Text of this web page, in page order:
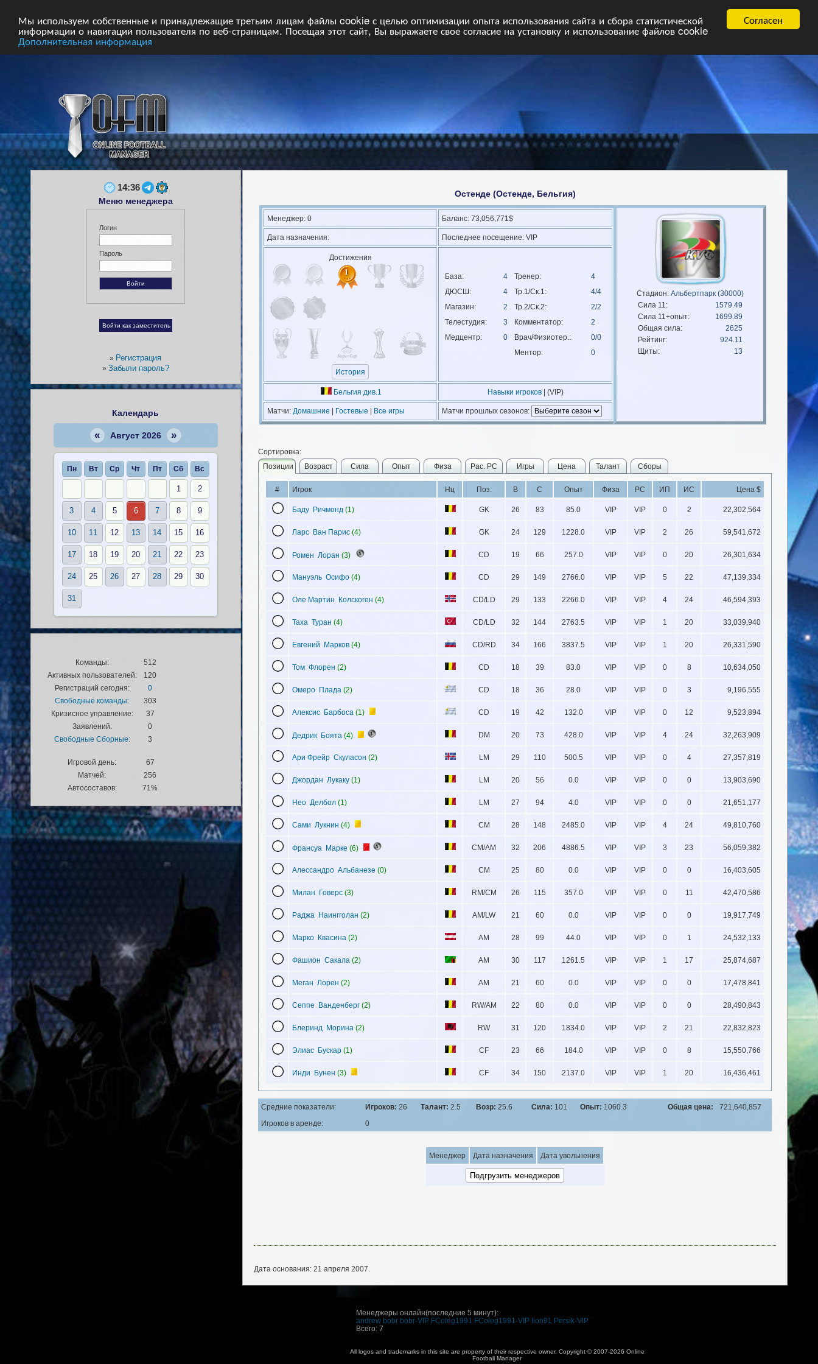
Согласен
Мы используем собственные и принадлежащие третьим лицам файлы cookie с целью оптимизации опыта использования сайта и сбора статистической
информации о навигации пользователя по веб-страницам. Посещая этот сайт, Вы выражаете свое согласие на установку и использование файлов cookie
Дополнительная информация
Остенде (Остенде, Бельгия)
Менеджер: 0 Баланс: 73,056,771$
Дата назначения: Последнее посещение: VIP
Достижения
1
История
База: 4 Тренер:
4
ДЮСШ:
4 Тр.1/Ск.1:
4/4
Магазин:
2 Тр.2/Ск.2:
2/2
Телестудия:
3 Комментатор:
2
Медцентр:
0 Врач/Физиотер.:
0/0
Ментор:
0
Бельгия див.1 Навыки игроков| (VIP)
Матчи: Домашние Гостевые Все игры Матчи прошлых сезонов:
Стадион: Альбертпарк (30000)
Сила 11:
1579.49
Сила 11+опыт:
1699.89
Общая сила:
2625
Рейтинг:
924.11
Щиты:
13
Сортировка:
Позиции
Возраст Сила Опыт Физа Рас. РС Игры Цена Талант Сборы
# Игрок Нц Поз. В С Опыт Физа РС ИП ИС Цена $
Баду Ричмонд (1) GK 26 83 85.0 VIP VIP 0 2 22,302,564
Ларс Ван Парис (4) GK 24 129 1228.0 VIP VIP 2 26 59,541,672
Ромен Лоран (3) CD 19 66 257.0 VIP VIP 0 20 26,301,634
Мануэль Осифо (4) CD 29 149 2766.0 VIP VIP 5 22 47,139,334
Оле Мартин Колскоген (4) CD/LD 29 133 2266.0 VIP VIP 4 24 46,594,393
Таха Туран (4) CD/LD 32 144 2763.5 VIP VIP 1 20 33,039,940
Евгений Марков (4) CD/RD 34 166 3837.5 VIP VIP 1 20 26,331,590
Том Флорен (2) CD 18 39 83.0 VIP VIP 0 8 10,634,050
Омеро Плада (2) CD 18 36 28.0 VIP VIP 0 3 9,196,555
Алексис Барбоса (1) CD 19 42 132.0 VIP VIP 0 12 9,523,894
Дедрик Боята (4) DM 20 73 428.0 VIP VIP 4 24 32,263,909
Ари Фрейр Скуласон (2) LM 29 110 500.5 VIP VIP 0 4 27,357,819
Джордан Лукаку (1) LM 20 56 0.0 VIP VIP 0 0 13,903,690
Нео Делбол (1) LM 27 94 4.0 VIP VIP 0 0 21,651,177
Сами Лукнин (4) CM 28 148 2485.0 VIP VIP 4 24 49,810,760
Франсуа Марке (6) CM/AM 32 206 4886.5 VIP VIP 3 23 56,059,382
Алессандро Альбанезе (0) CM 25 80 0.0 VIP VIP 0 0 16,403,605
Милан Говерс (3) RM/CM 26 115 357.0 VIP VIP 0 11 42,470,586
Раджа Наингголан (2) AM/LW 21 60 0.0 VIP VIP 0 0 19,917,749
Марко Квасина (2) AM 28 99 44.0 VIP VIP 0 1 24,532,133
Фашион Сакала (2) AM 30 117 1261.5 VIP VIP 1 17 25,874,687
Меган Лорен (2) AM 21 60 0.0 VIP VIP 0 0 17,478,841
Сеппе Ванденберг (2) RW/AM 22 80 0.0 VIP VIP 0 0 28,490,843
Блеринд Морина (2) RW 31 120 1834.0 VIP VIP 2 21 22,832,823
Элиас Бускар (1) CF 23 66 184.0 VIP VIP 0 8 15,550,766
Инди Бунен (3) CF 34 150 2137.0 VIP VIP 1 20 16,436,461
Средние показатели: Игроков: 26 Талант: 2.5 Возр: 25.6 Сила: 101 Опыт: 1060.3 Общая цена: 721,640,857
Игроков в аренде: 0
Менеджер Дата назначения Дата увольнения
Дата основания: 21 апреля 2007.
14:36
Меню менеджера
Логин
Пароль
» Регистрация
» Забыли пароль?
Календарь
« Август 2026 »
Пн Вт Ср Чт Пт Сб Вс
1 2
3 4 5 6 7 8 9
10 11 12 13 14 15 16
17 18 19 20 21 22 23
24 25 26 27 28 29 30
31
Команды:
512
Активных пользователей:
120
Регистраций сегодня:
0
Свободные команды:
303
Кризисное управление:
37
Заявлений:
0
Свободные Сборные:
3
Игровой день:
67
Матчей:
256
Автосоставов:
71%
Менеджеры онлайн(последние 5 минут):
andrew bobr bobr-VIP FColeg1991 FColeg1991-VIP lion91
Persik-VIP
Всего: 7
All logos and trademarks in this site are property of their respective owner. Copyright © 2007-2026 Online
Football Manager